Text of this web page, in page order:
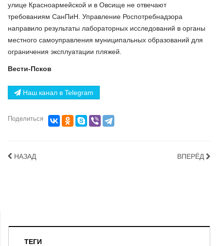
улице Красноармейской и в Овсище не отвечают
требованиям СанПиН. Управление Роспотребнадзора
направило результаты лабораторных исследований в органы
местного самоуправления муниципальных образований для
ограничения эксплуатации пляжей.
Вести-Псков
Наш канал в Telegram
Поделиться
НАЗАД ВПЕРЁД
ТЕГИ